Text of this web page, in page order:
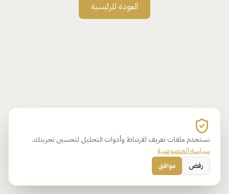
نستخدم ملفات تعريف الارتباط وأدوات التحليل لتحسين تجربتك.
سياسة الخصوصية
رفض
موافق
العودة للرئيسية